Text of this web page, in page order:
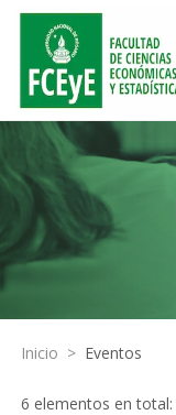
Inicio > Eventos
6 elementos en total: